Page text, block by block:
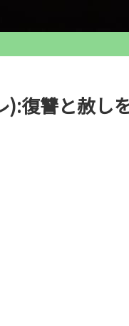
復讐と赦し